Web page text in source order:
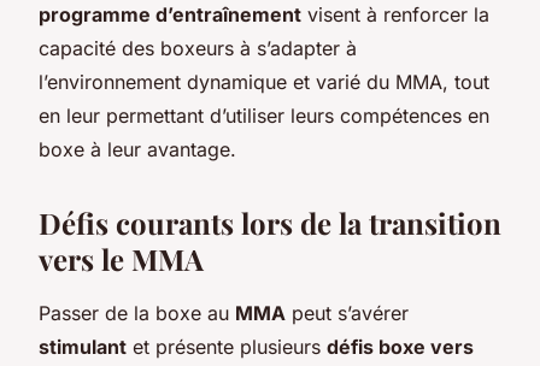
programme d’entraînement visent à renforcer la
capacité des boxeurs à s’adapter à
l’environnement dynamique et varié du MMA, tout
en leur permettant d’utiliser leurs compétences en
boxe à leur avantage.
Défis courants lors de la transition
vers le MMA
Passer de la boxe au MMA peut s’avérer
stimulant et présente plusieurs défis boxe vers